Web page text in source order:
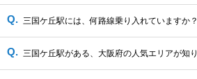
三国ケ丘駅には、何路線乗り入れていますか？
三国ケ丘駅がある、大阪府の人気エリアが知